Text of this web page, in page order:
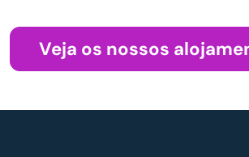
Veja os nossos